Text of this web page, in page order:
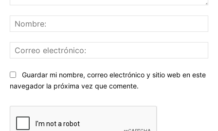
Sitio
web:
Guardar mi nombre, correo electrónico y sitio web en este
navegador la próxima vez que comente.